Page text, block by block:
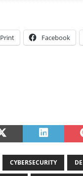
Print Facebook
CYBERSECURITY